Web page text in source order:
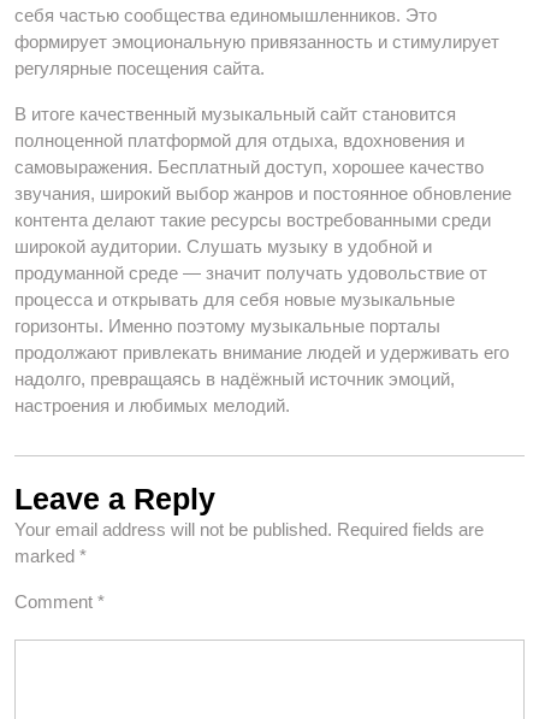
себя частью сообщества единомышленников. Это
формирует эмоциональную привязанность и стимулирует
регулярные посещения сайта.
В итоге качественный музыкальный сайт становится
полноценной платформой для отдыха, вдохновения и
самовыражения. Бесплатный доступ, хорошее качество
звучания, широкий выбор жанров и постоянное обновление
контента делают такие ресурсы востребованными среди
широкой аудитории. Слушать музыку в удобной и
продуманной среде — значит получать удовольствие от
процесса и открывать для себя новые музыкальные
горизонты. Именно поэтому музыкальные порталы
продолжают привлекать внимание людей и удерживать его
надолго, превращаясь в надёжный источник эмоций,
настроения и любимых мелодий.
Leave a Reply
Your email address will not be published. Required fields are
marked *
Comment *